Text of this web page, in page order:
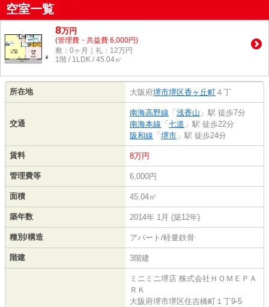
空室一覧
8万円
(管理費・共益費 6,000円)
敷：0ヶ月｜礼：12万円
1階 / 1LDK / 45.04㎡
所在地 大阪府堺市堺区香ヶ丘町 ４丁
交通
南海高野線 「 浅香山 」駅 徒歩7分
南海本線 「 七道 」駅 徒歩22分
阪和線 「 堺市 」駅 徒歩24分
賃料 8万円
管理費等 6,000円
面積 45.04㎡
築年数 2014年 1月 (築12年)
種別/構造 アパート/軽量鉄骨
階建 3階建
ミニミニ堺店 株式会社ＨＯＭＥＰＡ
ＲＫ
大阪府堺市堺区住吉橋町１丁9-5